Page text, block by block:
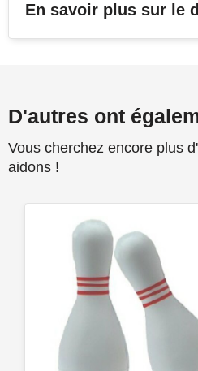
En savoir plus sur le
D'autres ont
Vous cherchez encore plus
aidons !